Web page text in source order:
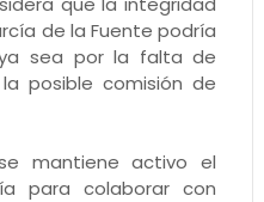
de la Fuente podría
sea por la falta de
posible comisión de
mantiene activo el
para colaborar con